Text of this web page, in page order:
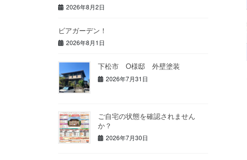
2026年8月2日
ビアガーデン！
2026年8月1日
下松市 O様邸 外壁塗装
2026年7月31日
ご自宅の状態を確認されません
か？
2026年7月30日